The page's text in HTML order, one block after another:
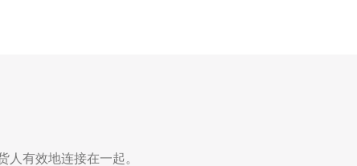
有效地连接在一起。